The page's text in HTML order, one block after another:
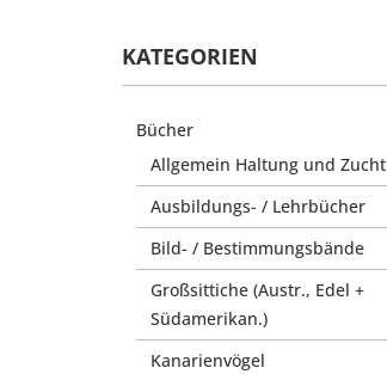
KATEGORIEN
Bücher
Allgemein Haltung und Zucht
Ausbildungs- / Lehrbücher
Bild- / Bestimmungsbände
Großsittiche (Austr., Edel +
Südamerikan.)
Kanarienvögel